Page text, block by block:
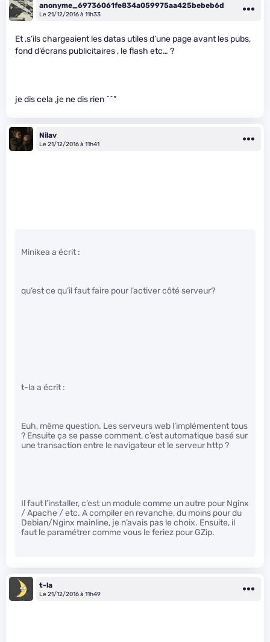
anonyme_69736061fe834a059975aa425bebeb6d
Le 21/12/2016 à 11h33
Et ,s’ils chargeaient les datas utiles d’une page avant les pubs,
fond d’écrans publicitaires , le flash etc… ?
je dis cela ,je ne dis rien ^^”
Nilav
Le 21/12/2016 à 11h41
Minikea a écrit :
qu’est ce qu’il faut faire pour l’activer côté serveur?
t-la a écrit :
Euh, même question. Les serveurs web l’implémentent tous
? Ensuite ça se passe comment, c’est automatique basé sur
une transaction entre le navigateur et le serveur http ?
Il faut l’installer, c’est un module comme un autre pour Nginx
/ Apache / etc. A compiler en revanche, du moins pour du
Debian/Nginx mainline, je n’avais pas le choix. Ensuite, il
faut le paramétrer comme vous le feriez pour GZip.
t-la
Le 21/12/2016 à 11h49